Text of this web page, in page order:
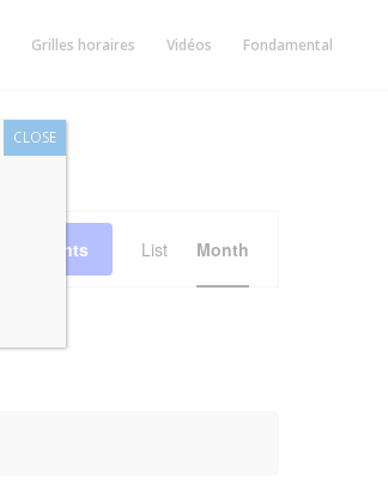
Grilles horaires Vidéos Fondamental
Find Events Views
Navigation
List Month
CLOSE